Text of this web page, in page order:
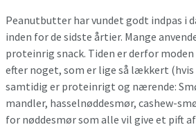
Peanutbutter har vundet godt indpas i
inden for de sidste årtier. Mange
proteinrig snack. Tiden er derfor
efter noget, som er lige så lækkert (hvis
samtidig er proteinrigt og nærende:
mandler, hasselnøddesmør, cashew-
for nøddesmør som alle vil give et pift